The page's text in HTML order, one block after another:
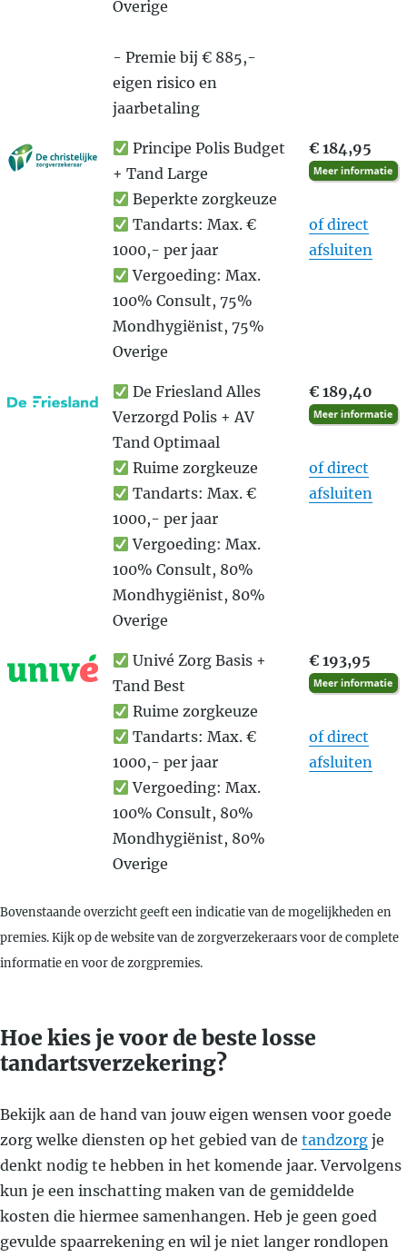
Overige
- Premie bij € 885,-
eigen risico en
jaarbetaling
Principe Polis Budget
+ Tand Large
Beperkte zorgkeuze
Tandarts: Max. €
1000,- per jaar
Vergoeding: Max.
100% Consult, 75%
Mondhygiënist, 75%
Overige
€ 184,95
of direct
afsluiten
De Friesland Alles
Verzorgd Polis + AV
Tand Optimaal
Ruime zorgkeuze
Tandarts: Max. €
1000,- per jaar
Vergoeding: Max.
100% Consult, 80%
Mondhygiënist, 80%
Overige
€ 189,40
of direct
afsluiten
Univé Zorg Basis +
Tand Best
Ruime zorgkeuze
Tandarts: Max. €
1000,- per jaar
Vergoeding: Max.
100% Consult, 80%
Mondhygiënist, 80%
Overige
€ 193,95
of direct
afsluiten
Bovenstaande overzicht geeft een indicatie van de mogelijkheden en
premies. Kijk op de website van de zorgverzekeraars voor de complete
informatie en voor de zorgpremies.
Hoe kies je voor de beste losse
tandartsverzekering?
Bekijk aan de hand van jouw eigen wensen voor goede
zorg welke diensten op het gebied van de tandzorg je
denkt nodig te hebben in het komende jaar. Vervolgens
kun je een inschatting maken van de gemiddelde
kosten die hiermee samenhangen. Heb je geen goed
gevulde spaarrekening en wil je niet langer rondlopen